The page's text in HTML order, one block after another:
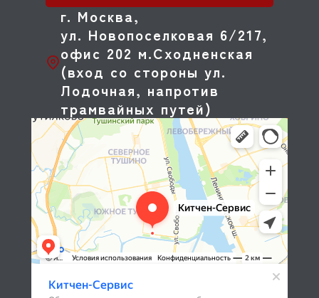
г. Москва,
ул. Новопоселковая 6/217,
офис 202 м.Сходненская
(вход со стороны ул.
Лодочная, напротив
трамвайных путей)